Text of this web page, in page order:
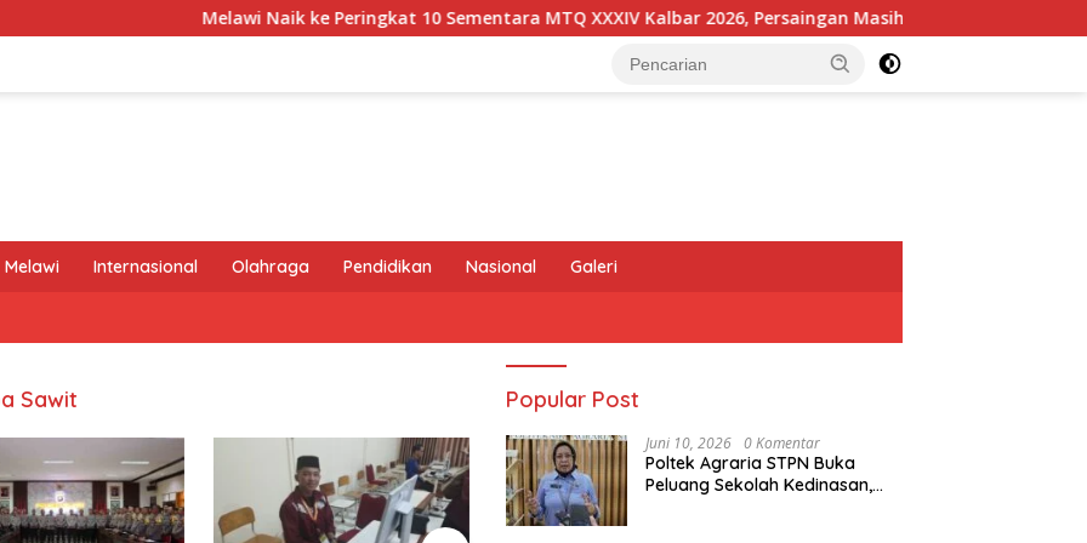
Melawi Naik ke Peringkat 10 Sementara MTQ XXXIV Kalbar 2026, Persaingan Masih Terbuka
Melawi Internasional Olahraga Pendidikan Nasional Galeri
Sawit Popular Post
Juni 10, 2026 0 Komentar
Poltek Agraria STPN Buka
Peluang Sekolah Kedinasan,